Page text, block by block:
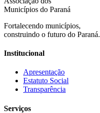
Municípios do Paraná
Fortalecendo municípios,
construindo o futuro do Paraná.
Institucional
Apresentação
Estatuto Social
Transparência
Serviços